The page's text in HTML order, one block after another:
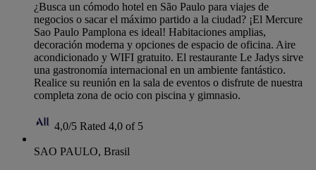
¿Busca un cómodo hotel en São Paulo para viajes de
negocios o sacar el máximo partido a la ciudad? ¡El Mercure
Sao Paulo Pamplona es ideal! Habitaciones amplias,
decoración moderna y opciones de espacio de oficina. Aire
acondicionado y WIFI gratuito. El restaurante Le Jadys sirve
una gastronomía internacional en un ambiente fantástico.
Realice su reunión en la sala de eventos o disfrute de nuestra
completa zona de ocio con piscina y gimnasio.
4,0/5 Rated 4,0 of 5
SAO PAULO, Brasil